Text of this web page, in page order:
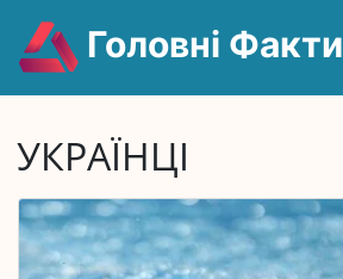
Головні Факти
УКРАЇНЦІ